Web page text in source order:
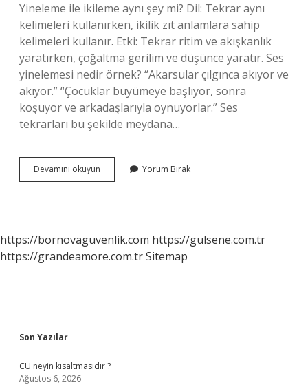
Yineleme ile ikileme aynı şey mi? Dil: Tekrar aynı
kelimeleri kullanırken, ikilik zıt anlamlara sahip
kelimeleri kullanır. Etki: Tekrar ritim ve akışkanlık
yaratırken, çoğaltma gerilim ve düşünce yaratır. Ses
yinelemesi nedir örnek? “Akarsular çılgınca akıyor ve
akıyor.” “Çocuklar büyümeye başlıyor, sonra
koşuyor ve arkadaşlarıyla oynuyorlar.” Ses
tekrarları bu şekilde meydana…
Devamını okuyun
Yineleme
Yorum Bırak
https://bornovaguvenlik.com https://gulsene.com.tr
https://grandeamore.com.trSitemap
Sidebar
Son Yazılar
CU neyin kısaltmasıdır ?
Ağustos 6, 2026